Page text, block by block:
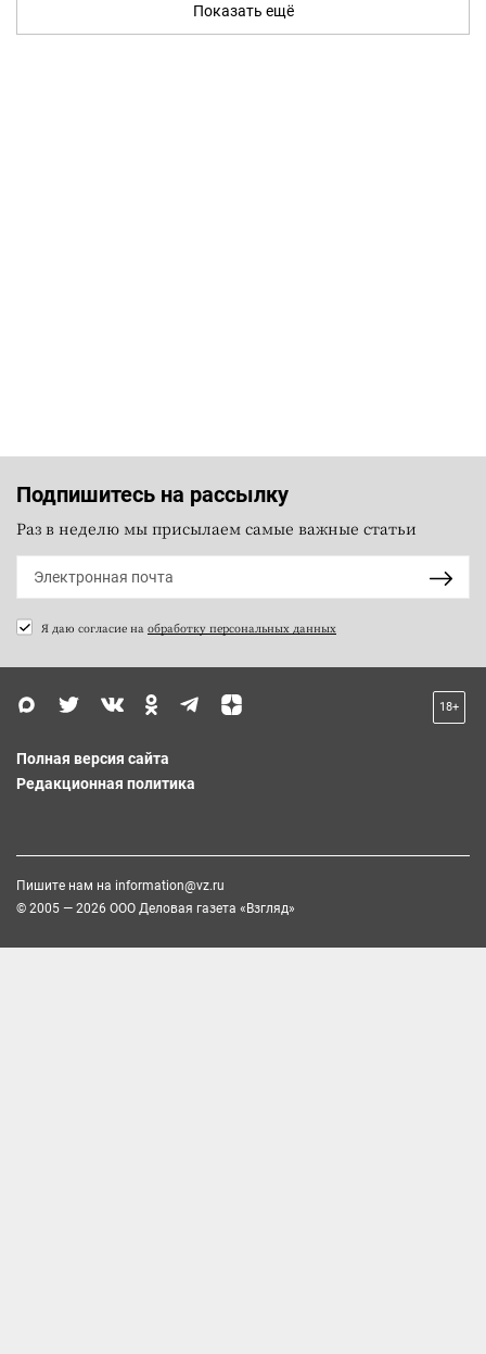
Показать ещё
Подпишитесь на рассылку
Раз в неделю мы присылаем самые важные статьи
Я даю согласие на обработку персональных данных
18+
Полная версия сайта
Редакционная политика
Пишите нам на information@vz.ru
© 2005 — 2026 ООО Деловая газета «Взгляд»